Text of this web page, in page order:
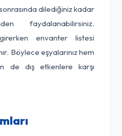
dilediğiniz kadar
faydalanabilirsiniz.
envanter listesi
Böylece eşyalarınız hem
de dış etkenlere karşı